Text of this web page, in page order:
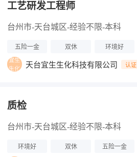
工艺研发工程师
台州市-天台城区-经验不限-本科
五险一金 双休 环境好
天台宜生生化科技有限公司 认证
质检
台州市-天台城区-经验不限-本科
环境好 双休 五险一金